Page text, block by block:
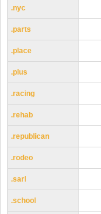
.nyc
.parts
.place
.plus
.racing
.rehab
.republican
.rodeo
.sarl
.school